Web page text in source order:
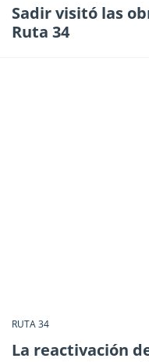
Sadir visitó las
Ruta 34
RUTA 34
La reactivación